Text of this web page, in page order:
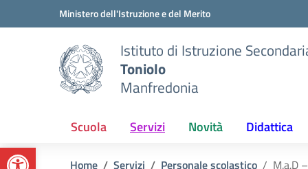
Apri la barra degli strumenti
Vai ai contenuti
Vai al menu di navigazioneMinistero dell'Istruzione e del Merito
Istituto di Istruzione
Toniolo
Manfredonia
Scuola Servizi Novità Didattica
Home Servizi Personale scolastico M.a.D